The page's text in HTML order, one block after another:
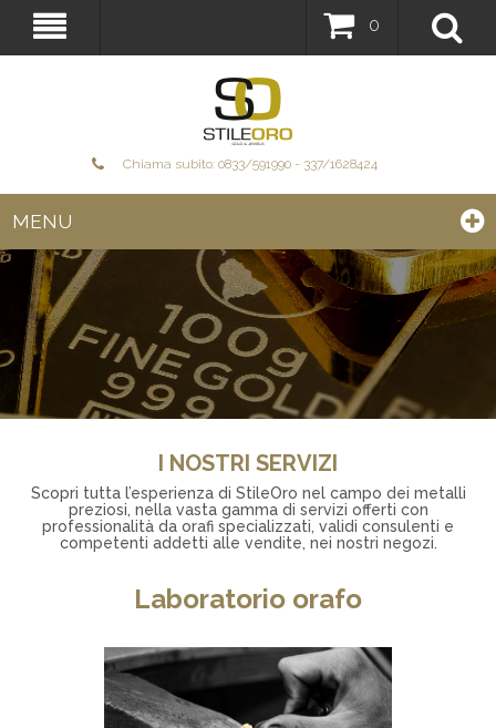
0
Chiama subito: 0833/591990 - 337/1628424
MENU
I NOSTRI SERVIZI
Scopri tutta l’esperienza di StileOro nel campo dei metalli
preziosi, nella vasta gamma di servizi offerti con
professionalità da orafi specializzati, validi consulenti e
competenti addetti alle vendite, nei nostri negozi.
Laboratorio orafo